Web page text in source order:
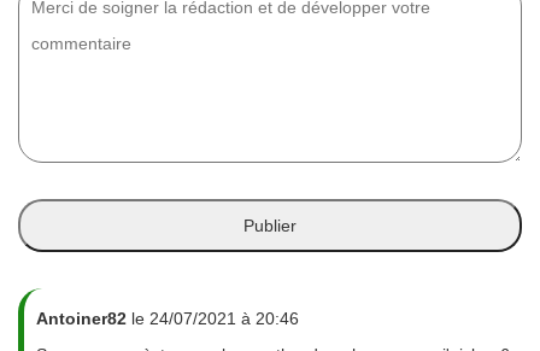
Antoiner82 le 24/07/2021 à 20:46